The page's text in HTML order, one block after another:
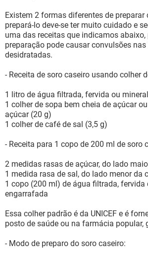
Existem 2 formas diferentes de preparar
prepará-lo deve-se ter muito cuidado e
uma das receitas que indicamos abaixo,
preparação pode causar convulsões
desidratadas.
- Receita de soro caseiro usando colher
1 litro de água filtrada, fervida ou
1 colher de sopa bem cheia de açúcar
açúcar (20 g)
1 colher de café de sal (3,5 g)
- Receita para 1 copo de 200 ml de soro
2 medidas rasas de açúcar, do lado
1 medida rasa de sal, do lado menor da
1 copo (200 ml) de água filtrada, fervida
engarrafada
Essa colher padrão é da UNICEF e é
posto de saúde ou na farmácia popular,
- Modo de preparo do soro caseiro: